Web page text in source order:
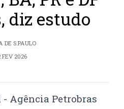
diz estudo
DE S.PAULO
FEV 2026